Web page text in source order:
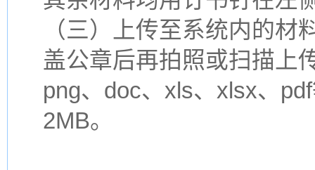
（三）上传至系统内的
盖公章后再拍照或扫描上
png、doc、xls、xlsx、
2MB。